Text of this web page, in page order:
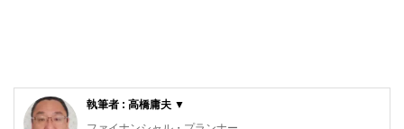
執筆者 : 高橋庸夫 ▼